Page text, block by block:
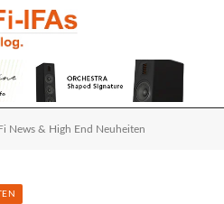
News & High End Neuheiten